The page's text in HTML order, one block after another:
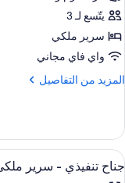
سرير
ملكي
-
تجهيزات
لذوي
الخاصة
بحوض
يتّسع لـ 3
سرير ملكي
واي فاي مجاني
المزيد من التفاصيل
المزيد
غرفة
سرير
ملكي
استعراض
جميع
5
جناح تنفيذي - سرير